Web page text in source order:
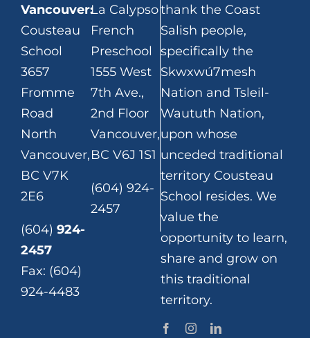
Vancouver:
Cousteau
School
3657
Fromme
Road
North
Vancouver,
BC V7K
2E6
(604) 924-
2457
Fax: (604)
924-4483
La Calypso
French
Preschool
1555 West
7th Ave.,
2nd Floor
Vancouver,
BC V6J 1S1
(604) 924-
2457
thank the Coast
Salish people,
specifically the
Skwxwú7mesh
Nation and Tsleil-
Waututh Nation,
upon whose
unceded traditional
territory Cousteau
School resides. We
value the
opportunity to learn,
share and grow on
this traditional
territory.